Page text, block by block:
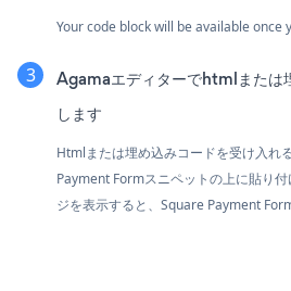
Your code block will be available once
Agamaエディターでhtmlまたは
します
Htmlまたは埋め込みコードを受け入れ
Payment Formスニペットの上に貼り
ジを表示すると、Square Payment